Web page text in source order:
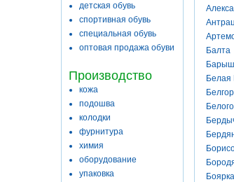
детская обувь
спортивная обувь
специальная обувь
оптовая продажа обуви
Производство
кожа
подошва
колодки
фурнитура
химия
оборудование
упаковка
Балта
Белая
Боярка